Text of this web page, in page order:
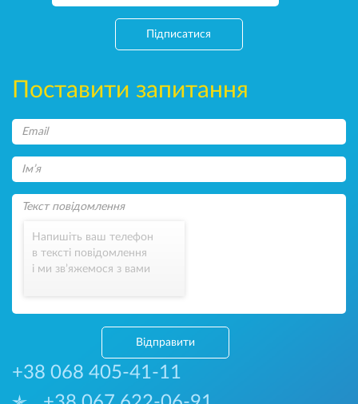
Підписатися
Поставити запитання
Напишіть ваш телефон
в тексті повідомлення
і ми зв’яжемося з вами
Відправити
+38 068 405-41-11